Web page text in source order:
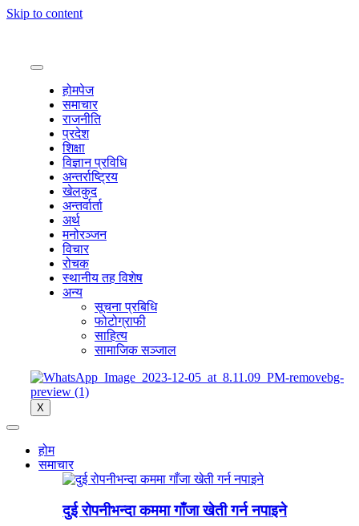
Skip to content
होमपेज
समाचार
राजनीति
प्रदेश
शिक्षा
विज्ञान प्रविधि
अन्तर्राष्ट्रिय
खेलकुद
अन्तर्वार्ता
अर्थ
मनोरञ्जन
विचार
रोचक
स्थानीय तह विशेष
अन्य
सूचना प्रबिधि
फोटोग्राफी
साहित्य
सामाजिक सञ्जाल
X
होम
समाचार
दुई रोपनीभन्दा कममा गाँजा खेती गर्न नपाइने